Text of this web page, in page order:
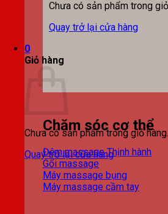
Chưa có sản phẩm trong
Quay trở lại cửa hàng
0
Giỏ hàng
Chưa có sản phẩm trong giỏ hàng.
Quay trở lại cửa hàng
Chăm sóc cơ thể
Đệm massage
Gối massage
Máy massage bụng
Máy massage cầm tay